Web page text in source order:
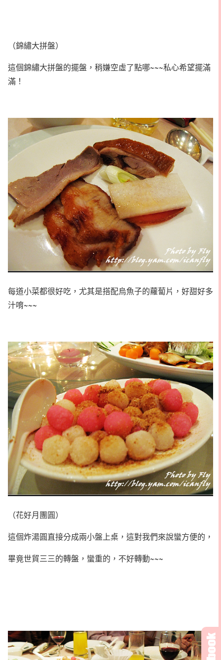
（錦繡大拼盤）
這個錦繡大拼盤的擺盤，稍嫌空虛了點哪~~~私心希望擺滿
滿！
每道小菜都很好吃，尤其是搭配烏魚子的蘿蔔片，好甜好多
汁唷~~~
（花好月團圓）
這個炸湯圓直接分成兩小盤上桌，這對我們來說蠻方便的，
畢竟世貿三三的轉盤，蠻重的，不好轉動~~~